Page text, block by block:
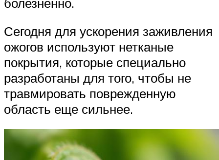
Сегодня для ускорения заживления
ожогов используют нетканые
покрытия, которые специально
разработаны для того, чтобы не
травмировать поврежденную
область еще сильнее.